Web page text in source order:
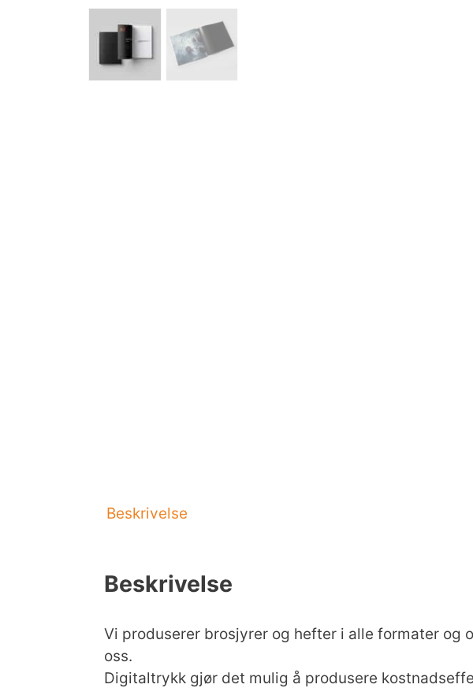
Beskrivelse
Beskrivelse
Vi produserer brosjyrer og hefter i alle formater og
oss.
Digitaltrykk gjør det mulig å produsere